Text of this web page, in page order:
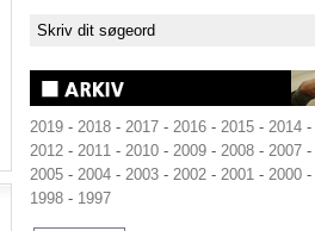
2019 - 2018 - 2017 - 2016 - 2015 - 2014 -
2012 - 2011 - 2010 - 2009 - 2008 - 2007 -
2005 - 2004 - 2003 - 2002 - 2001 - 2000 -
1998 - 1997